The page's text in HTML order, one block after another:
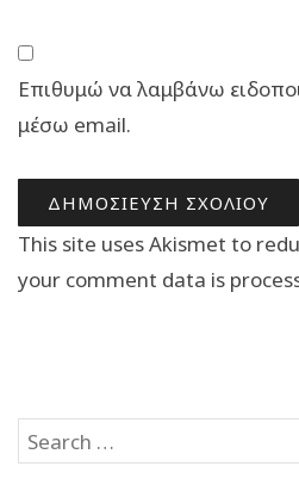
Επιθυμώ να λαμβάνω
μέσω email.
This site uses Akismet to
your comment data is
Search
for: